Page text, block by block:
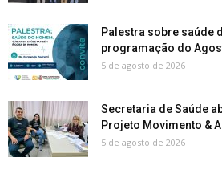
Palestra sobre saúde
programação do
5 de agosto de 2026
Secretaria de Saúde
Projeto Movimento &
5 de agosto de 2026